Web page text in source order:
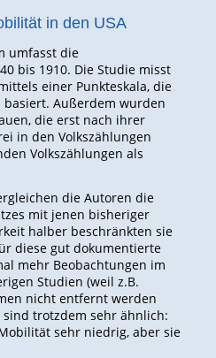
in den USA
umfasst die
bis 1910. Die Studie misst
einer Punkteskala, die
Außerdem wurden
die erst nach ihrer
in den Volkszählungen
Volkszählungen als
die Autoren die
mit jenen bisheriger
halber beschränkten sie
diese gut dokumentierte
mehr Beobachtungen im
Studien (weil z.B.
nicht entfernt werden
sind trotzdem sehr ähnlich:
sehr niedrig, aber sie